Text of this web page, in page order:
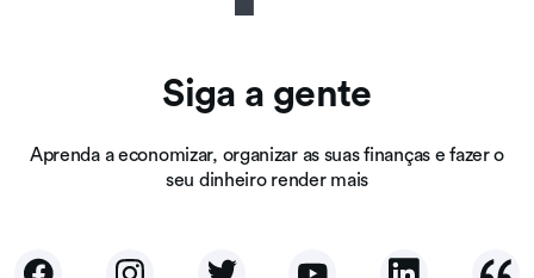
Siga a gente
Aprenda a economizar, organizar as suas finanças e fazer o
seu dinheiro render mais